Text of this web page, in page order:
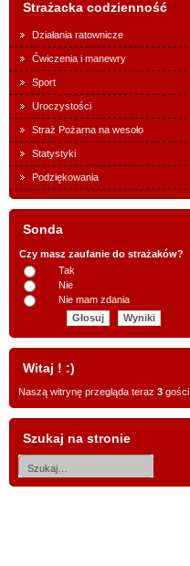
Strażacka codzienność
Działania ratownicze
Ćwiczenia i manewry
Sport
Uroczystości
Straż Pożarna na wesoło
Statystyki
Podziękowania
Sonda
Czy masz zaufanie do strażaków?
Tak
Nie
Nie mam zdania
Witaj ! :)
Naszą witrynę przegląda teraz 3 gości
Szukaj na stronie